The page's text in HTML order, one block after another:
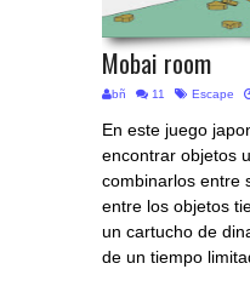
Mobai room
bñ 11 Escape
En este juego
encontrar objetos
combinarlos entre
entre los objetos
un cartucho de
de un tiempo